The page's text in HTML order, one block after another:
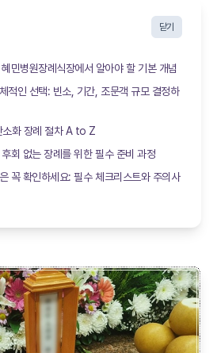
닫기
민병원장례식장에서 알아야 할 기본 개념
적인 선택: 빈소, 기간, 조문객 규모 결정하
소화 장례 절차 A to Z
회 없는 장례를 위한 필수 준비 과정
꼭 확인하세요: 필수 체크리스트와 주의사